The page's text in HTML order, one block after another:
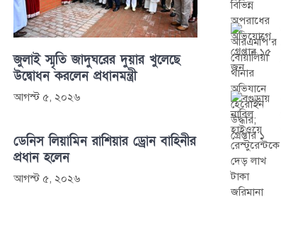
জুলাই স্মৃতি জাদুঘরের দুয়ার খুলেছে
উদ্বোধন করলেন প্রধানমন্ত্রী
আগস্ট ৫, ২০২৬
ডেনিস লিয়ামিন রাশিয়ার ড্রোন বাহিনীর
প্রধান হলেন
আগস্ট ৫, ২০২৬